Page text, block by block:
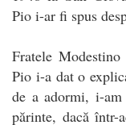
Pio i-ar fi spus
Fratele
Pio i-a dat o
de a adormi, i-
părinte, dacă într-